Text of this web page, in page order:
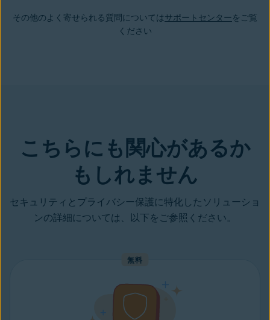
その他のよく寄せられる質問についてはサポートセンターをご覧
ください
こちらにも関心があるか
もしれません
セキュリティとプライバシー保護に特化したソリューショ
ンの詳細については、以下をご参照ください。
無料